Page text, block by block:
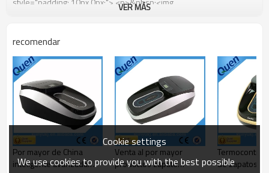
VER MÁS
recomendar
Por mayor de China
inteligente avanzada
Venta al por mayor
productos zapato
de zapatos
Cookie settings
We use cookies to provide you with the best possible